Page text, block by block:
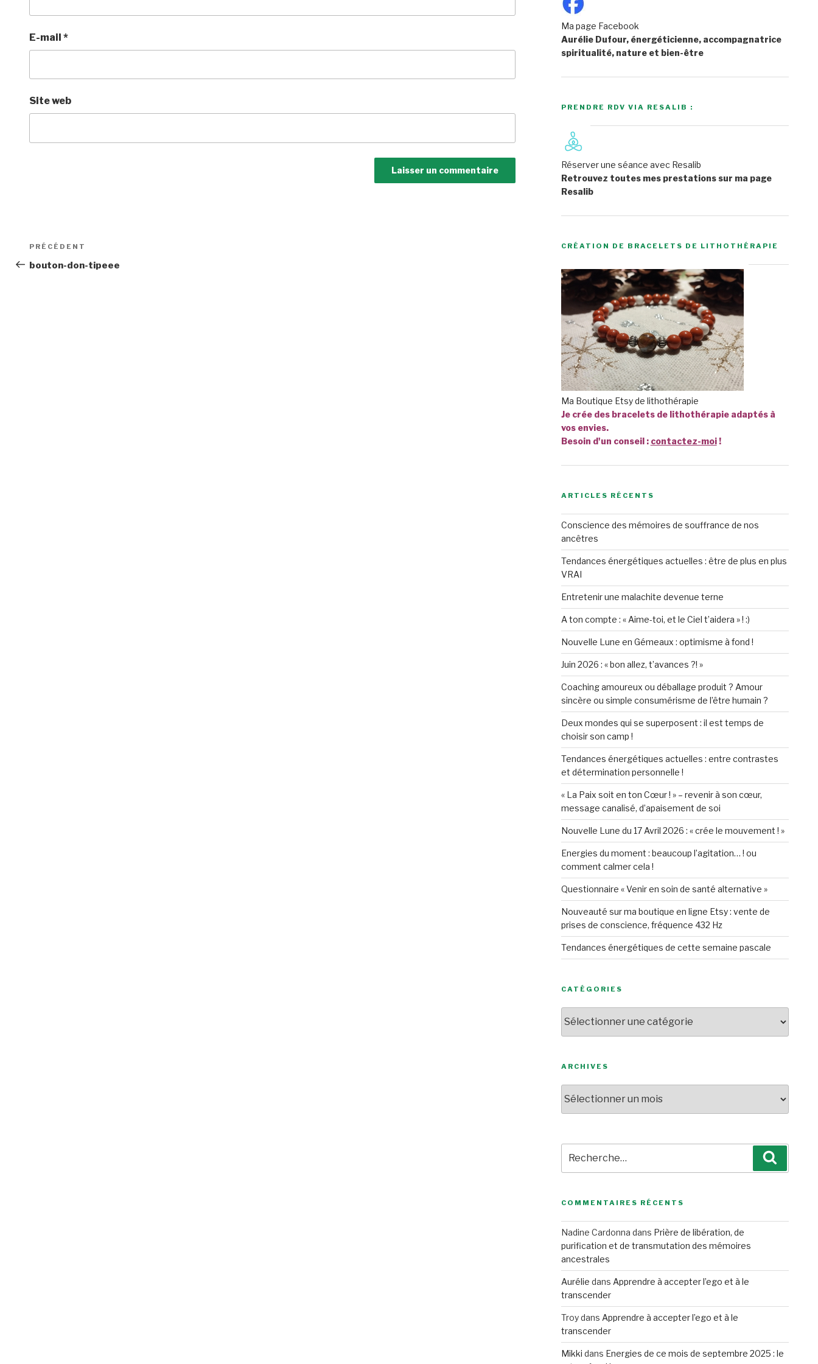
E-mail *
Site web
Navigation
de
Article
précédent
PRÉCÉDENT
bouton-don-tipeee
Ma page Facebook
Aurélie Dufour, énergéticienne, accompagnatrice
spiritualité, nature et bien-être
PRENDRE RDV VIA RESALIB :
Réserver une séance avec Resalib
Retrouvez toutes mes prestations sur ma page
Resalib
CRÉATION DE BRACELETS DE LITHOTHÉRAPIE
Ma Boutique Etsy de lithothérapie
Je crée des bracelets de lithothérapie adaptés à
vos envies.
Besoin d'un conseil : contactez-moi!
ARTICLES RÉCENTS
Conscience des mémoires de souffrance de nos
ancêtres
Tendances énergétiques actuelles : être de plus en plus
VRAI
Entretenir une malachite devenue terne
A ton compte : « Aime-toi, et le Ciel t’aidera » ! :)
Nouvelle Lune en Gémeaux : optimisme à fond !
Juin 2026 : « bon allez, t’avances ?! »
Coaching amoureux ou déballage produit ? Amour
sincère ou simple consumérisme de l’être humain ?
Deux mondes qui se superposent : il est temps de
choisir son camp !
Tendances énergétiques actuelles : entre contrastes
et détermination personnelle !
« La Paix soit en ton Cœur ! » – revenir à son cœur,
message canalisé, d’apaisement de soi
Nouvelle Lune du 17 Avril 2026 : « crée le mouvement ! »
Energies du moment : beaucoup l’agitation… ! ou
comment calmer cela !
Questionnaire « Venir en soin de santé alternative »
Nouveauté sur ma boutique en ligne Etsy : vente de
prises de conscience, fréquence 432 Hz
Tendances énergétiques de cette semaine pascale
CATÉGORIES
ARCHIVES
pour
:
COMMENTAIRES RÉCENTS
Nadine Cardonna dans Prière de libération, de
purification et de transmutation des mémoires
ancestrales
Aurélie dans Apprendre à accepter l’ego et à le
transcender
Troydans Apprendre à accepter l’ego et à le
transcender
Mikki dans Energies de ce mois de septembre 2025 : le